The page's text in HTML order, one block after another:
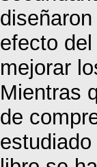
efecto
mejorar
Mientras
de